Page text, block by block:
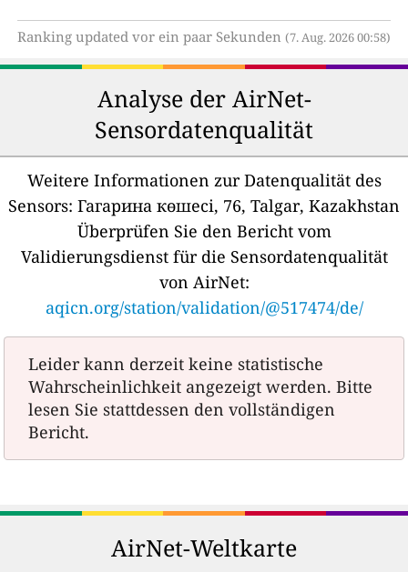
Ranking updated vor ein paar Sekunden (7. Aug. 2026 00:58)
Analyse der AirNet-
Sensordatenqualität
Weitere Informationen zur Datenqualität des
Sensors: Гагарина көшесі, 76, Talgar, Kazakhstan
Überprüfen Sie den Bericht vom
Validierungsdienst für die Sensordatenqualität
von AirNet:
aqicn.org/station/validation/@517474/de/
Leider kann derzeit keine statistische
Wahrscheinlichkeit angezeigt werden. Bitte
lesen Sie stattdessen den vollständigen
Bericht.
AirNet-Weltkarte